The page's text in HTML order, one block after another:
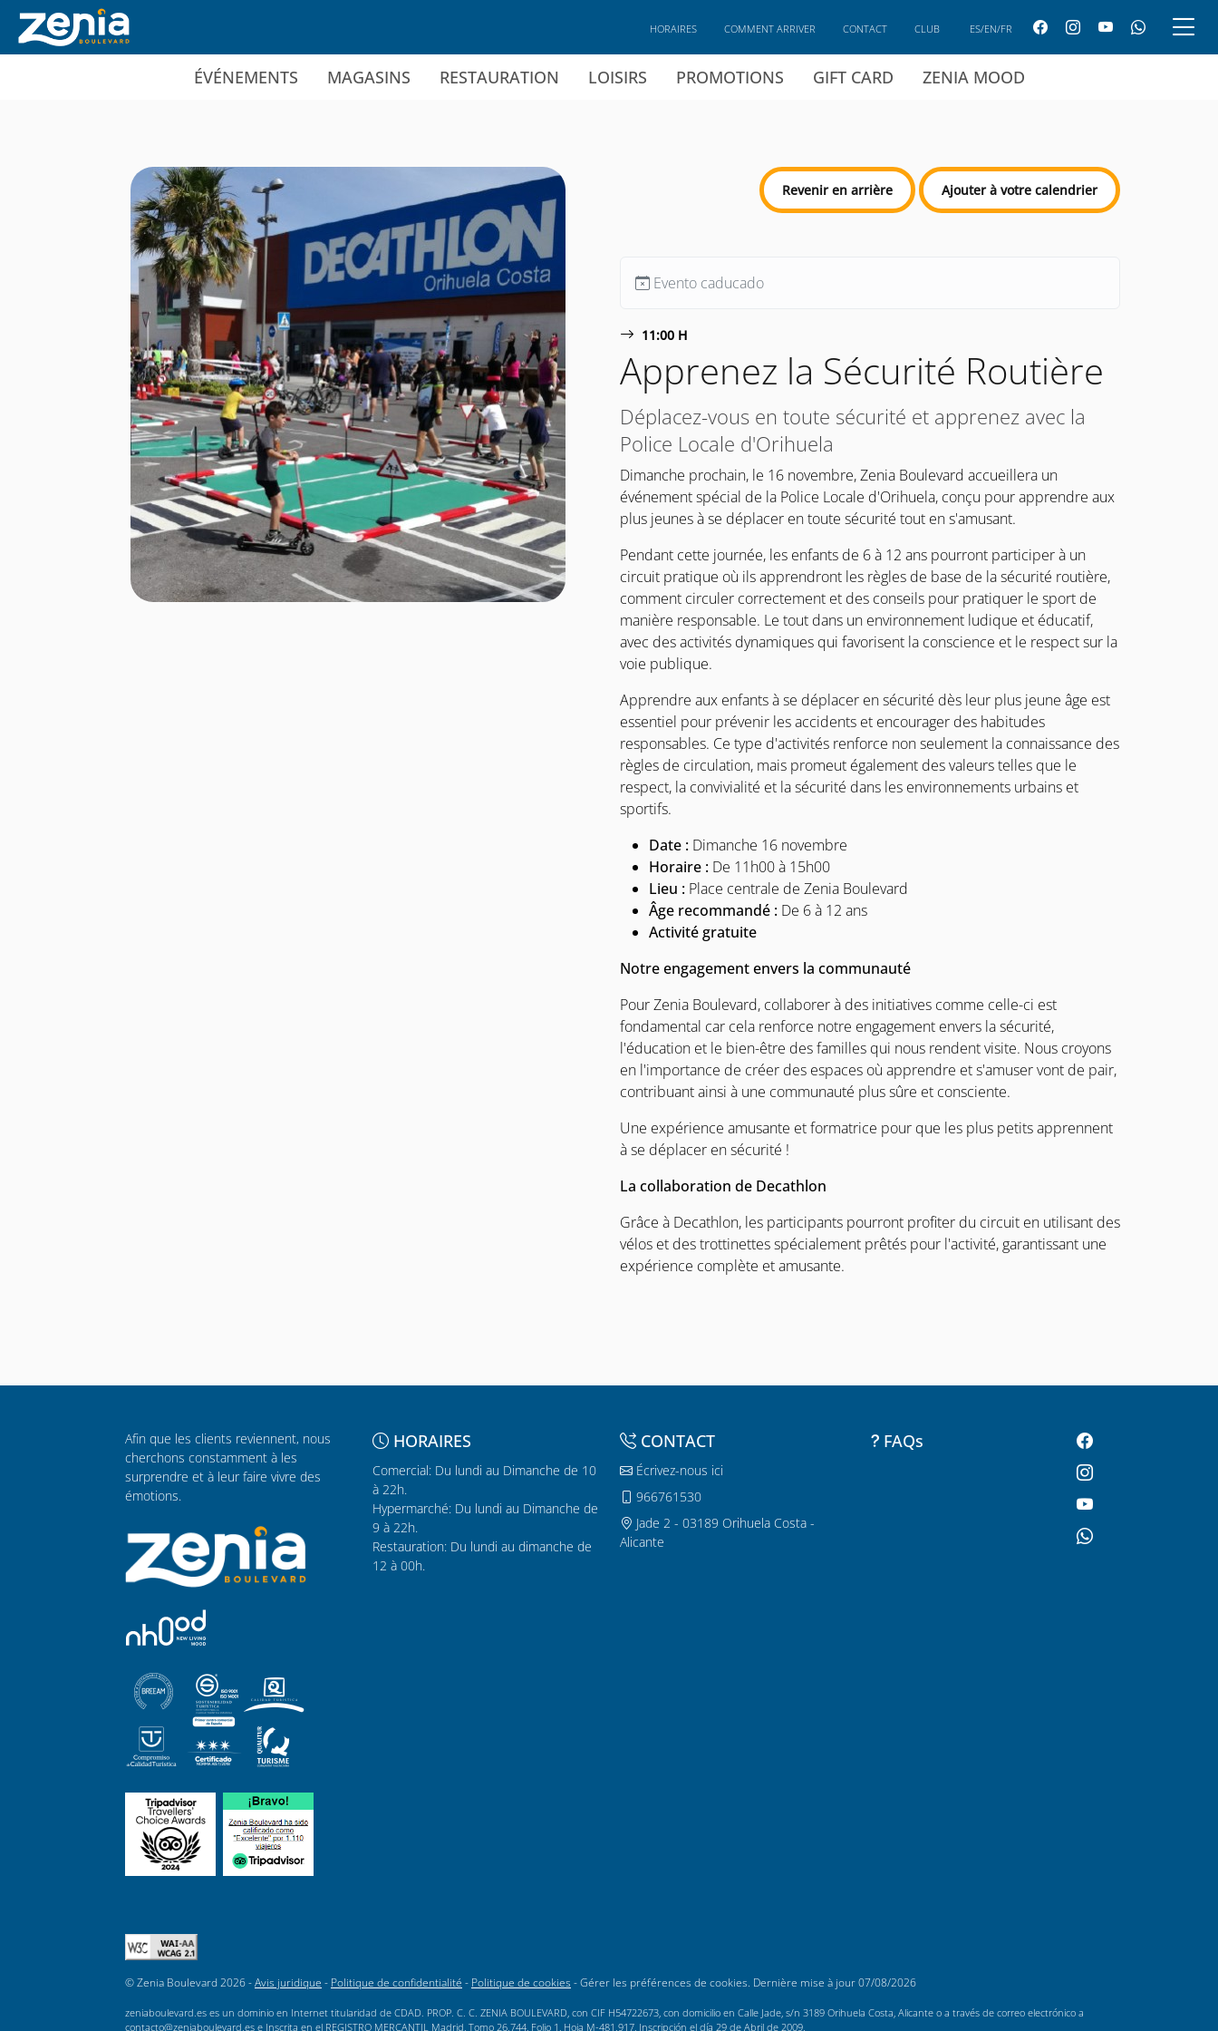
Ir al contenido principal
ÉVÉNEMENTS MAGASINS RESTAURATION LOISIRS PROMOTIONS GIFT CARD ZENIA MOOD
HORAIRES COMMENT ARRIVER CONTACT CLUB ES/EN/FR
Revenir en arrière Ajouter à votre calendrier
Evento caducado
11:00 H
Apprenez la Sécurité Routière
Déplacez-vous en toute sécurité et apprenez avec la
Police Locale d'Orihuela
Dimanche prochain, le 16 novembre, Zenia Boulevard accueillera un
événement spécial de la Police Locale d'Orihuela, conçu pour apprendre aux
plus jeunes à se déplacer en toute sécurité tout en s'amusant.
Pendant cette journée, les enfants de 6 à 12 ans pourront participer à un
circuit pratique où ils apprendront les règles de base de la sécurité routière,
comment circuler correctement et des conseils pour pratiquer le sport de
manière responsable. Le tout dans un environnement ludique et éducatif,
avec des activités dynamiques qui favorisent la conscience et le respect sur la
voie publique.
Apprendre aux enfants à se déplacer en sécurité dès leur plus jeune âge est
essentiel pour prévenir les accidents et encourager des habitudes
responsables. Ce type d'activités renforce non seulement la connaissance des
règles de circulation, mais promeut également des valeurs telles que le
respect, la convivialité et la sécurité dans les environnements urbains et
sportifs.
Date : Dimanche 16 novembre
Horaire : De 11h00 à 15h00
Lieu : Place centrale de Zenia Boulevard
Âge recommandé : De 6 à 12 ans
Activité gratuite
Notre engagement envers la communauté
Pour Zenia Boulevard, collaborer à des initiatives comme celle-ci est
fondamental car cela renforce notre engagement envers la sécurité,
l'éducation et le bien-être des familles qui nous rendent visite. Nous croyons
en l'importance de créer des espaces où apprendre et s'amuser vont de pair,
contribuant ainsi à une communauté plus sûre et consciente.
Une expérience amusante et formatrice pour que les plus petits apprennent
à se déplacer en sécurité !
La collaboration de Decathlon
Grâce à Decathlon, les participants pourront profiter du circuit en utilisant des
vélos et des trottinettes spécialement prêtés pour l'activité, garantissant une
expérience complète et amusante.
Afin que les clients reviennent, nous
cherchons constamment à les
surprendre et à leur faire vivre des
émotions.
HORAIRES
Comercial: Du lundi au Dimanche de 10
à 22h.
Hypermarché: Du lundi au Dimanche de
9 à 22h.
Restauration: Du lundi au dimanche de
12 à 00h.
CONTACT
Écrivez-nous ici
966761530
Jade 2 - 03189 Orihuela Costa -
Alicante
FAQs
© Zenia Boulevard 2026 -Avis juridique - Politique de confidentialité - Politique de cookies -Gérer les préférences de cookies. Dernière mise à jour07/08/2026
zeniaboulevard.es es un dominio en Internet titularidad de CDAD. PROP. C. C. ZENIA BOULEVARD, con CIF H54722673, con domicilio en Calle Jade, s/n 3189 Orihuela Costa, Alicante o a través de correo electrónico a
contacto@zeniaboulevard.es e Inscrita en el REGISTRO MERCANTIL Madrid, Tomo 26.744, Folio 1, Hoja M-481.917, Inscripción el día 29 de Abril de 2009.